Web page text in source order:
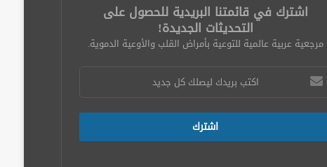
اشترك في قائمتنا البريدية للحصول على
التحديثات الجديدة!
مرجعية عربية عالمية للتوعية بأمراض القلب والأوعية الدموية.